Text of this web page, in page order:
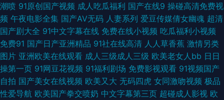
日韩A视频 日韩亚洲网址 欧美黄色网在线 黄色亚洲 青青草原成人在线免费
日日网站 欧美男女网站 欧美精品性交 九1免费网页直接观看 久久精彩视频
A∨ 性爱剧场 91色蝌蚪导航 先锋影音AV资源野外 国产专区一区二区 日本超
潮喷 91原创国产视频 成人吃瓜福利 国产在线9 操碰高清免费视
频 午夜电影全集 国产AV无码 人妻系列 爱豆传媒倩女幽魂 超清
国产剧大全 91中文字幕在线 免费在线小视频 吃瓜福利小视频
免费91 国产日产亚洲精品 91社在线高清 人人草香蕉 激情另类
图片 亚洲欧美在线观看 成人三级成人三级 欧美老女人bb 日日
操第一页 91网豆花视频 91福利剧场 免费影视观看 91视频国产
自拍 国产美女在线视频 欧美又大 无码四虎 女同激吻视频 极品
性爱导航 欧美国产拳交喷奶 中文字幕第三页 超碰成人影视 欧